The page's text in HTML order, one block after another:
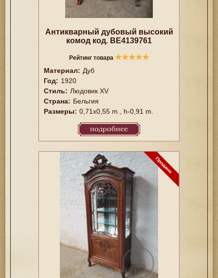
Антикварный дубовый высокий
комод код. BE4139761
Рейтинг товара ★★★★★
Материал: Дуб
Год: 1920
Стиль: Людовик XV
Страна: Бельгия
Размеры: 0,71x0,55 m., h-0,91 m.
подробнее